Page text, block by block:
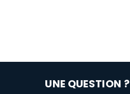
UNE QUESTION ?